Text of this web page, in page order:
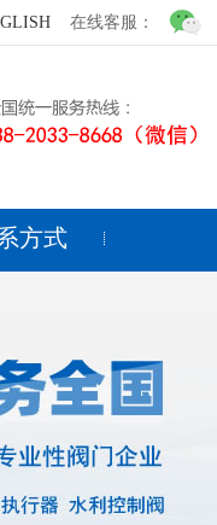
在线客服：
方式